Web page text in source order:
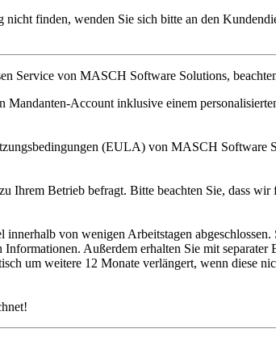
nicht finden, wenden Sie sich bitte an den
von MASCH Software Solutions,
Account inklusive einem
(EULA) von MASCH Software
Ihrem Betrieb befragt. Bitte beachten Sie, dass
von wenigen Arbeitstagen
Außerdem erhalten Sie mit
um weitere 12 Monate verlängert, wenn diese